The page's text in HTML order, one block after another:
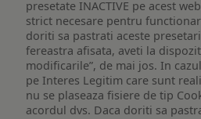
presetate INACTIVE pe acest
strict necesare pentru
doriti sa pastrati aceste
fereastra afisata, aveti la
modificarile”, de mai jos. In
pe Interes Legitim care sunt
nu se plaseaza fisiere de tip
acordul dvs. Daca doriti sa